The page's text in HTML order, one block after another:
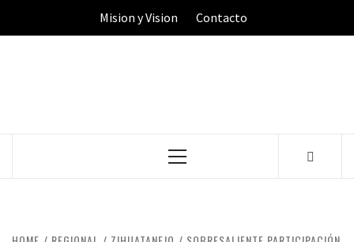
Mision y Vision Contacto
Primary